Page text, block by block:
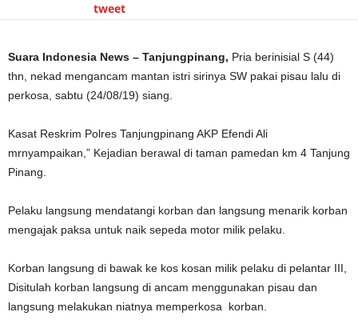
tweet
Suara Indonesia News – Tanjungpinang, Pria berinisial S (44)
thn, nekad mengancam mantan istri sirinya SW pakai pisau lalu di
perkosa, sabtu (24/08/19) siang.
Kasat Reskrim Polres Tanjungpinang AKP Efendi Ali
mrnyampaikan,” Kejadian berawal di taman pamedan km 4 Tanjung
Pinang.
Pelaku langsung mendatangi korban dan langsung menarik korban
mengajak paksa untuk naik sepeda motor milik pelaku.
Korban langsung di bawak ke kos kosan milik pelaku di pelantar III,
Disitulah korban langsung di ancam menggunakan pisau dan
langsung melakukan niatnya memperkosa korban.